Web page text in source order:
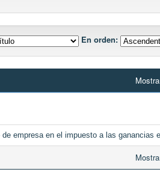
En orden:
de empresa en el impuesto a las ganancias